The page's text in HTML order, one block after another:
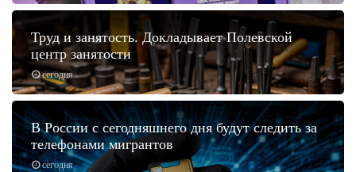
сегодня
Труд и занятость. Докладывает Полевской
центр занятости
сегодня
В России с сегодняшнего дня будут следить за
телефонами мигрантов